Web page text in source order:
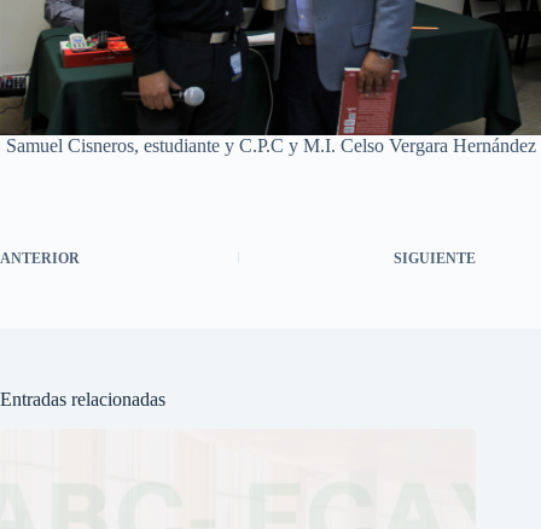
Samuel Cisneros, estudiante y C.P.C y M.I. Celso Vergara Hernández
ANTERIOR SIGUIENTE
Entradas relacionadas